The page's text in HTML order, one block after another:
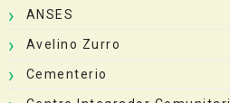
ANSES
Avelino Zurro
Cementerio